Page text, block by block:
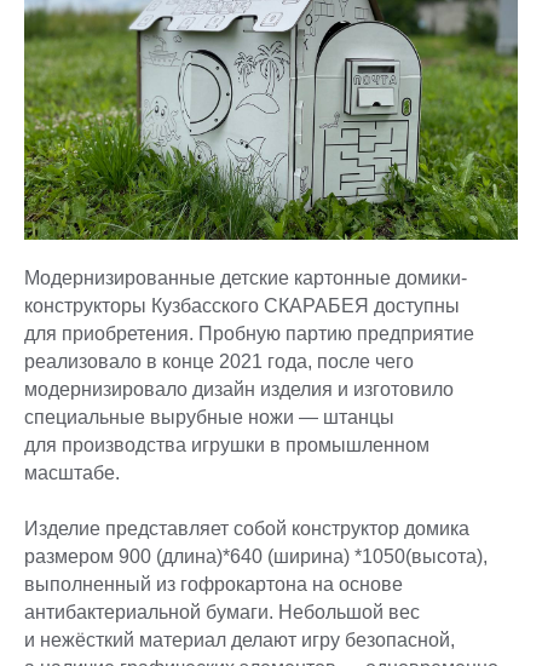
Модернизированные детские картонные домики-
конструкторы Кузбасского СКАРАБЕЯ доступны
для приобретения. Пробную партию предприятие
реализовало в конце 2021 года, после чего
модернизировало дизайн изделия и изготовило
специальные вырубные ножи — штанцы
для производства игрушки в промышленном
масштабе.
Изделие представляет собой конструктор домика
размером 900 (длина)*640 (ширина) *1050(высота),
выполненный из гофрокартона на основе
антибактериальной бумаги. Небольшой вес
и нежёсткий материал делают игру безопасной,